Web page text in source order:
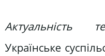
Актуальність
Українське